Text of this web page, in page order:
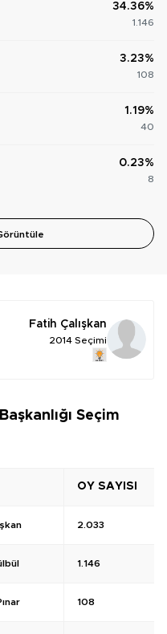
34.36%
1.146
3.23%
108
1.19%
40
0.23%
8
Fatih Çalışkan
2014 Seçimi
Seçim
OY SAYISI
2.033
1.146
108